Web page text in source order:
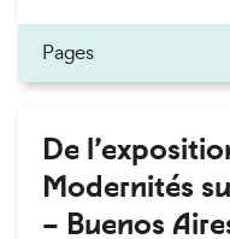
Pages
De
Modernités
– Buenos